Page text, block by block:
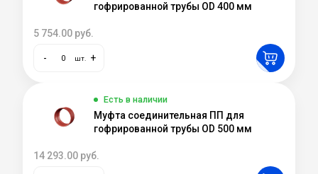
гофрированной трубы OD 400 мм
5 754.00 руб.
- шт. +
Есть в наличии
Муфта соединительная ПП для
гофрированной трубы OD 500 мм
14 293.00 руб.